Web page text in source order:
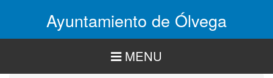
Ayuntamiento de Ólvega
MENU